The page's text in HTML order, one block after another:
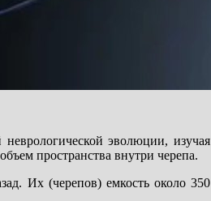
эволюции, изучая
пространства внутри черепа.
Их (черепов) емкость около 350